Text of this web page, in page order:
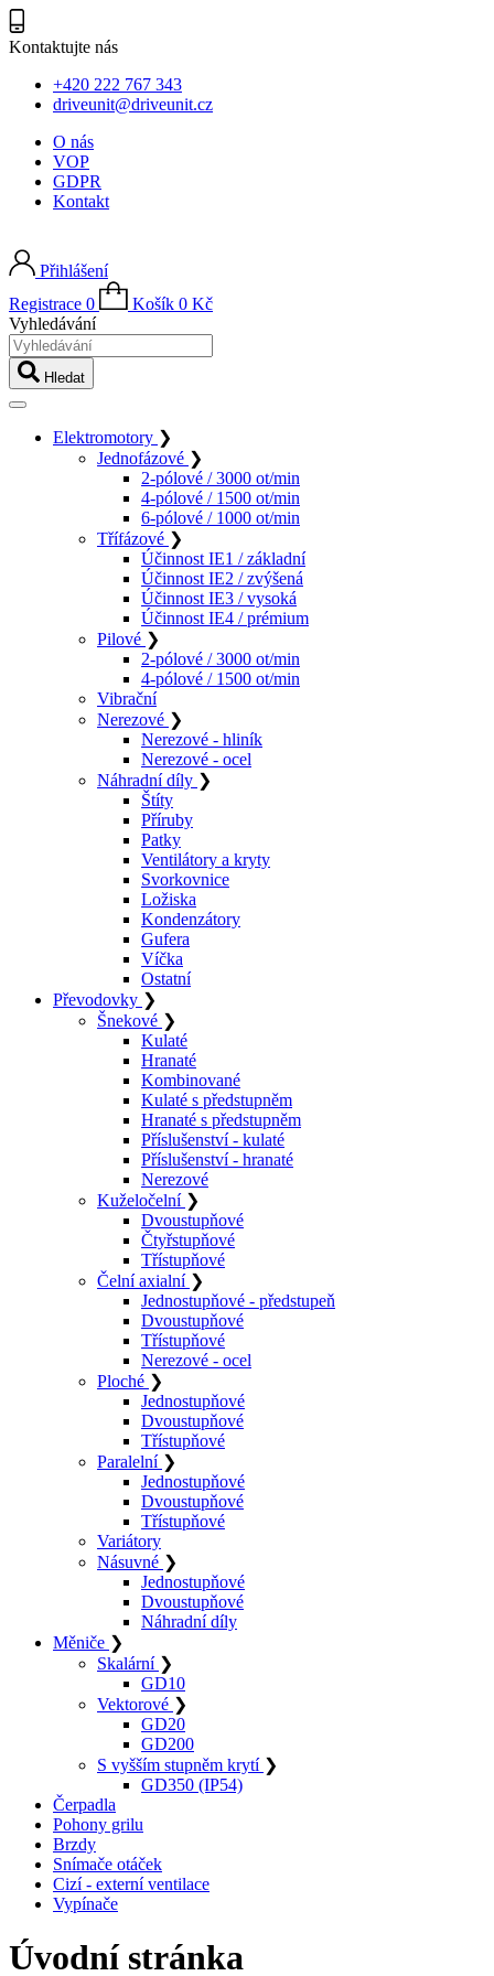
Kontaktujte nás
+420 222 767 343
driveunit@driveunit.cz
O nás
VOP
GDPR
Kontakt
Přihlášení
Registrace 0 Košík 0 Kč
Vyhledávání
Hledat
Elektromotory ❯
Jednofázové ❯
2-pólové / 3000 ot/min
4-pólové / 1500 ot/min
6-pólové / 1000 ot/min
Třífázové ❯
Účinnost IE1 / základní
Účinnost IE2 / zvýšená
Účinnost IE3 / vysoká
Účinnost IE4 / prémium
Pilové ❯
2-pólové / 3000 ot/min
4-pólové / 1500 ot/min
Vibrační
Nerezové ❯
Nerezové - hliník
Nerezové - ocel
Náhradní díly ❯
Štíty
Příruby
Patky
Ventilátory a kryty
Svorkovnice
Ložiska
Kondenzátory
Gufera
Víčka
Ostatní
Převodovky ❯
Šnekové ❯
Kulaté
Hranaté
Kombinované
Kulaté s předstupněm
Hranaté s předstupněm
Příslušenství - kulaté
Příslušenství - hranaté
Nerezové
Kuželočelní ❯
Dvoustupňové
Čtyřstupňové
Třístupňové
Čelní axialní ❯
Jednostupňové - předstupeň
Dvoustupňové
Třístupňové
Nerezové - ocel
Ploché ❯
Jednostupňové
Dvoustupňové
Třístupňové
Paralelní ❯
Jednostupňové
Dvoustupňové
Třístupňové
Variátory
Násuvné ❯
Jednostupňové
Dvoustupňové
Náhradní díly
Měniče ❯
Skalární ❯
GD10
Vektorové ❯
GD20
GD200
S vyšším stupněm krytí ❯
GD350 (IP54)
Čerpadla
Pohony grilu
Brzdy
Snímače otáček
Cizí - externí ventilace
Vypínače
Úvodní stránka